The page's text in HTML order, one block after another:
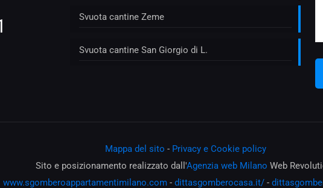
Svuota cantine Zeme
Svuota cantine San Giorgio di L.
Mappa del sito - Privacy e Cookie policy
Sito e posizionamento realizzato dall'Agenzia web Milano Web
www.sgomberoappartamentimilano.com- dittasgomberocasa.it/-